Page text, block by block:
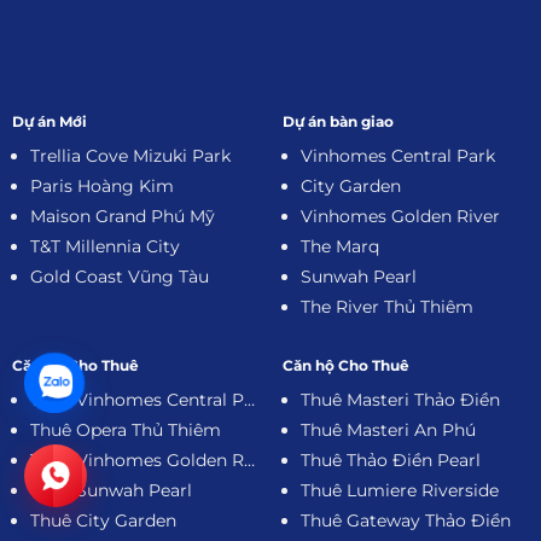
Dự án Mới
Trellia Cove Mizuki Park
Paris Hoàng Kim
Maison Grand Phú Mỹ
T&T Millennia City
Gold Coast Vũng Tàu
Dự án bàn giao
Vinhomes Central Park
City Garden
Vinhomes Golden River
The Marq
Sunwah Pearl
The River Thủ Thiêm
Căn hộ Cho Thuê
Thuê Vinhomes Central Park
Thuê Opera Thủ Thiêm
Thuê Vinhomes Golden River
Thuê Sunwah Pearl
Thuê City Garden
Căn hộ Cho Thuê
Thuê Masteri Thảo Điền
Thuê Masteri An Phú
Thuê Thảo Điền Pearl
Thuê Lumiere Riverside
Thuê Gateway Thảo Điền